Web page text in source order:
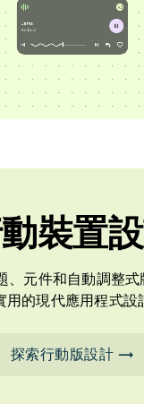
裝置
、元件和自動調整式
用的現代應用程式設
探索行動版設計 →